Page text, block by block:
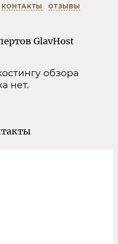
КОНТАКТЫ ОТЗЫВЫ
GlavHost
обзора
нет.